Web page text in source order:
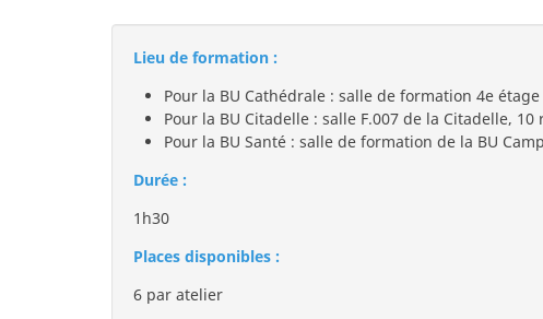
Lieu de formation :
Pour la BU Cathédrale : salle de formation 4e
Pour la BU Citadelle : salle F.007 de la Citadelle,
Pour la BU Santé : salle de formation de la BU
Durée :
1h30
Places disponibles :
6 par atelier